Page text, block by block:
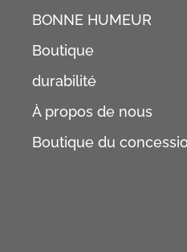
BONNE HUMEUR
Boutique
durabilité
À propos de nous
Boutique du